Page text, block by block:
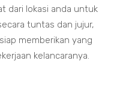
dari lokasi anda untuk
tuntas dan jujur,
memberikan yang
kelancaranya.